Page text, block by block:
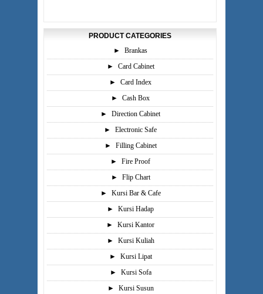
PRODUCT CATEGORIES
►
Brankas
►
Card Cabinet
►
Card Index
►
Cash Box
►
Direction Cabinet
►
Electronic Safe
►
Filling Cabinet
►
Fire Proof
►
Flip Chart
►
Kursi Bar & Cafe
►
Kursi Hadap
►
Kursi Kantor
►
Kursi Kuliah
►
Kursi Lipat
►
Kursi Sofa
►
Kursi Susun